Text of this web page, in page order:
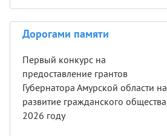
Дорогами памяти
Первый конкурс на
предоставление грантов
Губернатора Амурской области на
развитие гражданского
2026 году